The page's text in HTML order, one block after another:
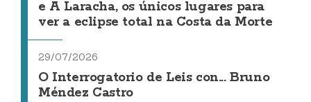
e A Laracha, os únicos lugares para
ver a eclipse total na Costa da Morte
29/07/2026
O Interrogatorio de Leis con... Bruno
Méndez Castro